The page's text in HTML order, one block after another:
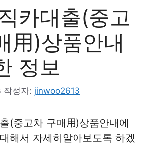
카대출(중고
用)상품안내
정보
작성자: jinwoo2613
(중고차 구매用)상품안내에
해서 자세히알아보도록 하겠